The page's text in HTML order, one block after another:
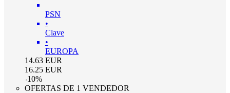
PSN
•
Clave
•
EUROPA
14.63 EUR
16.25 EUR
-10%
OFERTAS DE 1 VENDEDOR